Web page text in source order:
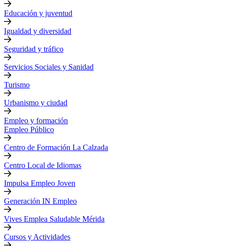
Educación y juventud
Igualdad y diversidad
Seguridad y tráfico
Servicios Sociales y Sanidad
Turismo
Urbanismo y ciudad
Empleo y formación
Empleo Público
Centro de Formación La Calzada
Centro Local de Idiomas
Impulsa Empleo Joven
Generación IN Empleo
Vives Emplea Saludable Mérida
Cursos y Actividades